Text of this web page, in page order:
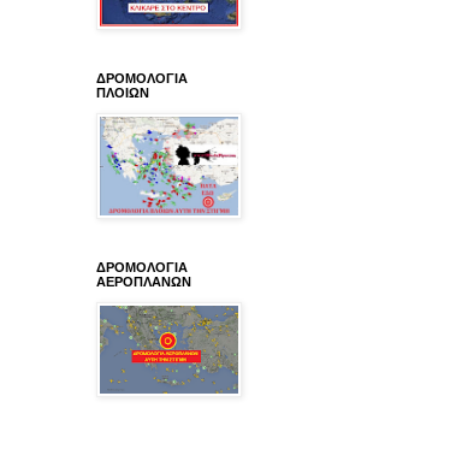
ΔΡΟΜΟΛΟΓΙΑ
ΠΛΟΙΩΝ
ΔΡΟΜΟΛΟΓΙΑ
ΑΕΡΟΠΛΑΝΩΝ